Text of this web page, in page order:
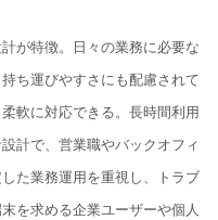
が特徴。日々の業務に必要な
ち運びやすさにも配慮されて
軟に対応できる。長時間利用
計で、営業職やバックオフィ
た業務運用を重視し、トラブ
を求める企業ユーザーや個人